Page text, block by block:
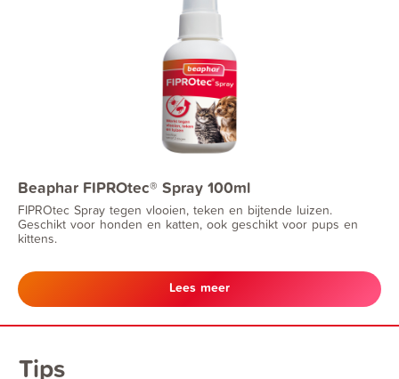
Beaphar FIPROtec® Spray 100ml
FIPROtec Spray tegen vlooien, teken en bijtende luizen.
Geschikt voor honden en katten, ook geschikt voor pups en
kittens.
Lees meer
Tips